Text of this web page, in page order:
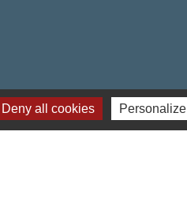
all cookies Personalize